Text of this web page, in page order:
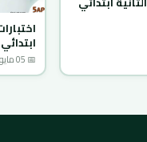
📅 05 مايو 2019